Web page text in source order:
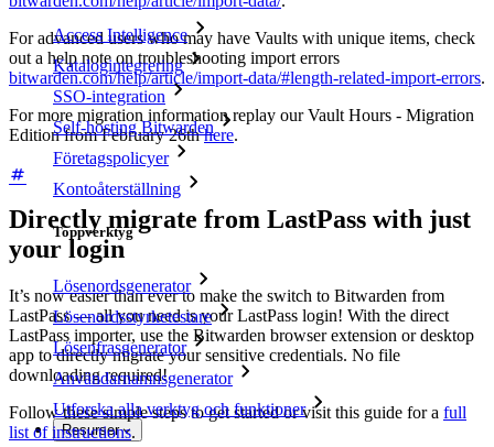
Access Intelligence
Katalogintegrering
SSO-integration
Self-hosting Bitwarden
Företagspolicyer
Kontoåterställning
Toppverktyg
Lösenordsgenerator
Lösenordsstyrketestare
Lösenfrasgenerator
Användarnamnsgenerator
Utforska alla verktyg och funktioner
Resurser
For advanced users who may have Vaults with unique items, check
out a help note on troubleshooting import errors
bitwarden.com/help/article/import-data/#length-related-import-errors.
For more migration information replay our Vault Hours - Migration
Edition from February 26thhere.
Directly migrate from LastPass with just
your login
It’s now easier than ever to make the switch to Bitwarden from
LastPass — all you need is your LastPass login! With the direct
LastPass importer, use the Bitwarden browser extension or desktop
app to directly migrate your sensitive credentials. No file
downloading required!
Follow these simple steps to get started or visit this guide for a full
list of instructions.